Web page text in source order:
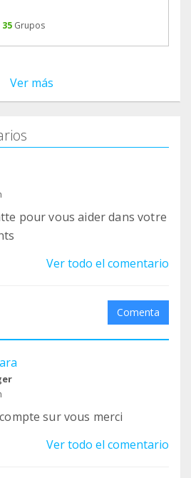
35 Grupos
Ver más
pour vous aider dans votre
Ver todo el comentario
Comenta
sur vous merci
Ver todo el comentario